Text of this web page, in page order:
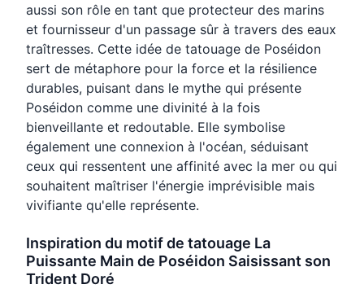
aussi son rôle en tant que protecteur des marins
et fournisseur d'un passage sûr à travers des eaux
traîtresses. Cette idée de tatouage de Poséidon
sert de métaphore pour la force et la résilience
durables, puisant dans le mythe qui présente
Poséidon comme une divinité à la fois
bienveillante et redoutable. Elle symbolise
également une connexion à l'océan, séduisant
ceux qui ressentent une affinité avec la mer ou qui
souhaitent maîtriser l'énergie imprévisible mais
vivifiante qu'elle représente.
Inspiration du motif de tatouage La
Puissante Main de Poséidon Saisissant son
Trident Doré